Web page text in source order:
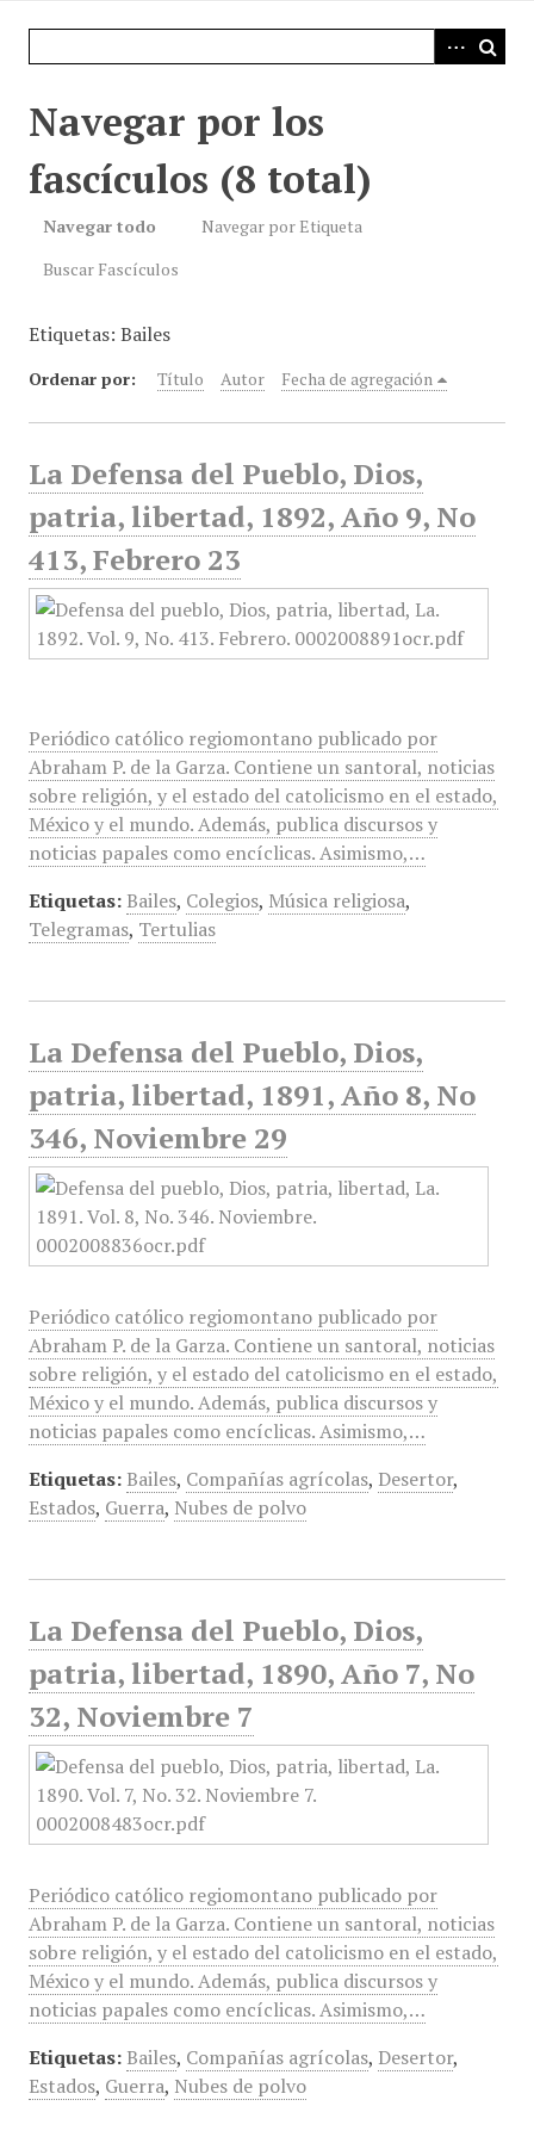
Navegar por los
fascículos (8 total)
Navegar todo
Navegar por Etiqueta
Buscar Fascículos
Etiquetas: Bailes
Ordenar por: Título Autor Fecha de agregación
La Defensa del Pueblo, Dios,
patria, libertad, 1892, Año 9, No
413, Febrero 23
Periódico católico regiomontano publicado por
Abraham P. de la Garza. Contiene un santoral, noticias
sobre religión, y el estado del catolicismo en el estado,
México y el mundo. Además, publica discursos y
noticias papales como encíclicas. Asimismo,…
Etiquetas: Bailes, Colegios, Música religiosa,
Telegramas, Tertulias
La Defensa del Pueblo, Dios,
patria, libertad, 1891, Año 8, No
346, Noviembre 29
Periódico católico regiomontano publicado por
Abraham P. de la Garza. Contiene un santoral, noticias
sobre religión, y el estado del catolicismo en el estado,
México y el mundo. Además, publica discursos y
noticias papales como encíclicas. Asimismo,…
Etiquetas: Bailes, Compañías agrícolas, Desertor,
Estados, Guerra, Nubes de polvo
La Defensa del Pueblo, Dios,
patria, libertad, 1890, Año 7, No
32, Noviembre 7
Periódico católico regiomontano publicado por
Abraham P. de la Garza. Contiene un santoral, noticias
sobre religión, y el estado del catolicismo en el estado,
México y el mundo. Además, publica discursos y
noticias papales como encíclicas. Asimismo,…
Etiquetas: Bailes, Compañías agrícolas, Desertor,
Estados, Guerra, Nubes de polvo